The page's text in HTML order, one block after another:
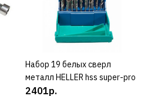
КУПИТЬ
ДОБАВИТЬ К СРАВНЕНИЮ
КУПИТЬ
Набор 19 белых сверл
металл HELLER hss super-pro
2401р.